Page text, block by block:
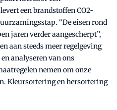
een brandstoffen CO2-
“De eisen rond
jaren verder aangescherpt”,
aan steeds meer regelgeving
analyseren van ons
nemen om onze
Kleursortering en hersortering